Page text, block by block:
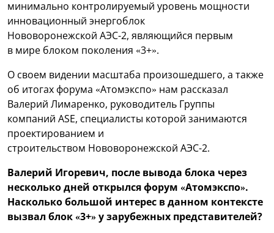
минимально контролируемый уровень мощности
инновационный энергоблок
Нововоронежской АЭС-2, являющийся первым
в мире блоком поколения «3+».
О своем видении масштаба произошедшего, а также
об итогах форума «Атомэкспо» нам рассказал
Валерий Лимаренко, руководитель Группы
компаний ASE, специалисты которой занимаются
проектированием и
строительством Нововоронежской АЭС-2.
Валерий Игоревич, после вывода блока через
несколько дней открылся форум «Атомэкспо».
Насколько большой интерес в данном контексте
вызвал блок «3+» у зарубежных представителей?